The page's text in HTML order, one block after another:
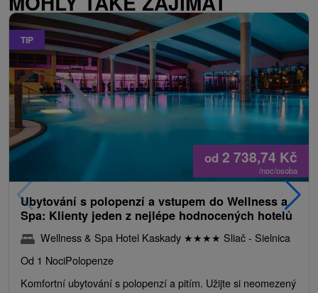
TIP
od 2 738,74 Kč
/noc/osoba
Ubytování s polopenzí a vstupem do Wellness a
Spa: Klienty jeden z nejlépe hodnocených hotelů
Wellness & Spa Hotel Kaskady ★★★★ Sliač - Sielnica
Od 1 NociPolopenze
Komfortní ubytování s polopenzí a pitím. Užijte si neomezený